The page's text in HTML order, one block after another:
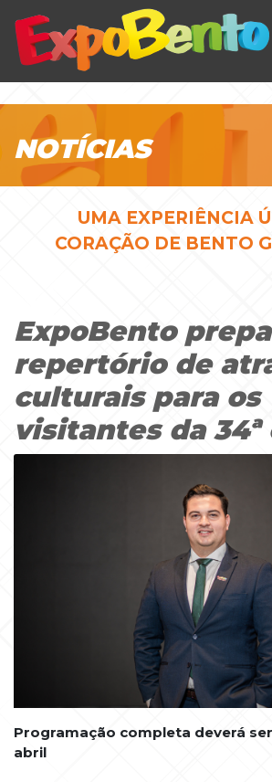
NOTÍCIAS
UMA EXPERIÊNCIA
CORAÇÃO DE BENTO
ExpoBento
repertório de
culturais para os
visitantes da 34ª
Programação completa deverá
abril